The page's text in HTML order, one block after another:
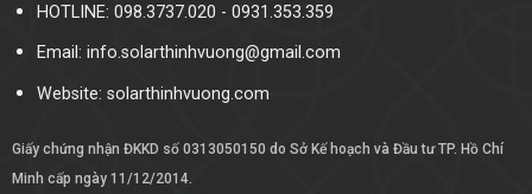
HOTLINE: 098.3737.020 - 0931.353.359
Email: info.solarthinhvuong@gmail.com
Website: solarthinhvuong.com
Giấy chứng nhận ĐKKD số 0313050150 do Sở Kế hoạch và Đầu tư TP. Hồ Chí
Minh cấp ngày 11/12/2014.